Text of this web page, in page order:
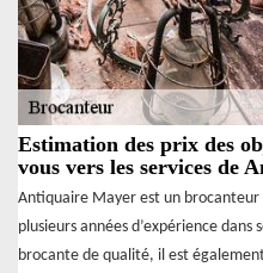
Estimation des prix des
vous vers les services de
Antiquaire Mayer est un
plusieurs années d’expérience
brocante de qualité, il est